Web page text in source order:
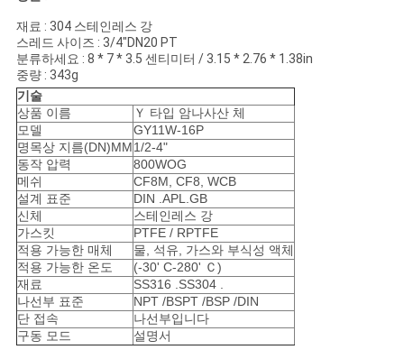
인
용
문
을
요
구
하
세
요
재료 : 304 스테인레스 강
스레드 사이즈 : 3/4"DN20 PT
분류하세요 : 8 * 7 * 3.5 센티미터 / 3.15 * 2.76 * 1.38in
중량 : 343g
기술
상품 이름
Ｙ 타입 암나사산 체
모델
GY11W-16P
명목상 지름(DN)MM1/2-4"
동작 압력
800WOG
메쉬
CF8M, CF8, WCB
설계 표준
DIN .APL.GB
신체
스테인레스 강
가스킷
PTFE / RPTFE
적용 가능한 매체
물, 석유, 가스와 부식성 액체
적용 가능한 온도
(-30' C-280' Ｃ)
재료
SS316 .SS304 .
나선부 표준
NPT /BSPT /BSP /DIN
단 접속
나선부입니다
구동 모드
설명서